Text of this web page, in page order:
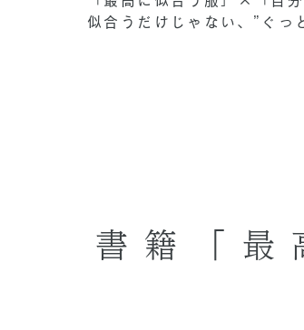
似合うだけじゃない、”ぐっ
書籍「最